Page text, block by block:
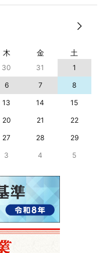
木 金 土
30 31
1
6 7
8
13 14
15
20 21
22
27 28
29
3 4 5